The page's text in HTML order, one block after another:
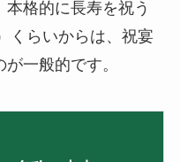
格的に長寿を祝う
くらいからは、祝宴
一般的です。